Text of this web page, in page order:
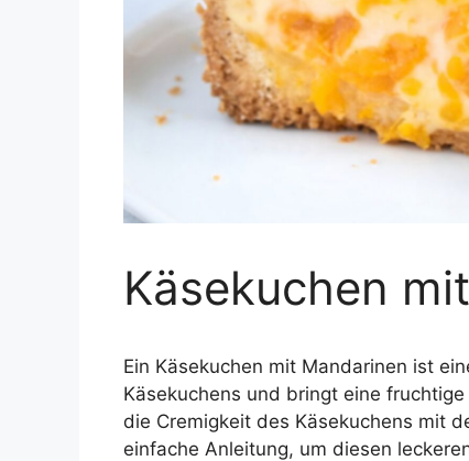
Käsekuchen
Ein Käsekuchen mit Mandarinen ist
Käsekuchens und bringt eine
die Cremigkeit des Käsekuchens mit
einfache Anleitung, um diesen